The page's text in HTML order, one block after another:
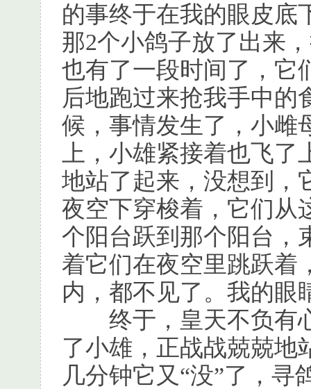
的事终于在我的眼皮底
那2个小鸽子放了出来
也有了一段时间了，它
后地跑过来抢我手中的
候，事情发生了，小雌
上，小雄紧接着也飞
地站了起来，没想到，
夜空下穿梭着，它们从
个阳台跃到那个阳台，
着它们在夜空里跳跃着
内，都不见了。我的眼
终于，皇天不负有
了小雄，正战战兢兢地
几分钟它又“没”了，寻